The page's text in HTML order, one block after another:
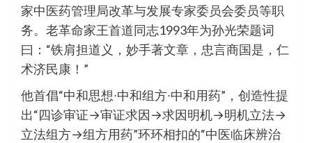
家中医药管理局改革与发展专家委员会委员等职
务。老革命家王首道同志1993年为孙光荣题词
曰：“铁肩担道义，妙手著文章，忠言商国是，仁
术济民康！”
他首倡“中和思想∙中和组方∙中和用药”，创造性提
出“四诊审证→审证求因→求因明机→明机立法→
立法组方→组方用药”环环相扣的“中医临床辨治